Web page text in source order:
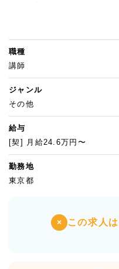
職種
講師
ジャンル
その他
給与
[契] 月給24.6万円〜
勤務地
東京都
× この求人